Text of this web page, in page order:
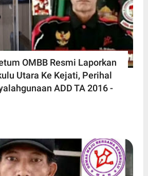
OMBB Resmi Laporkan
Utara Ke Kejati, Perihal
ADD TA 2016 -